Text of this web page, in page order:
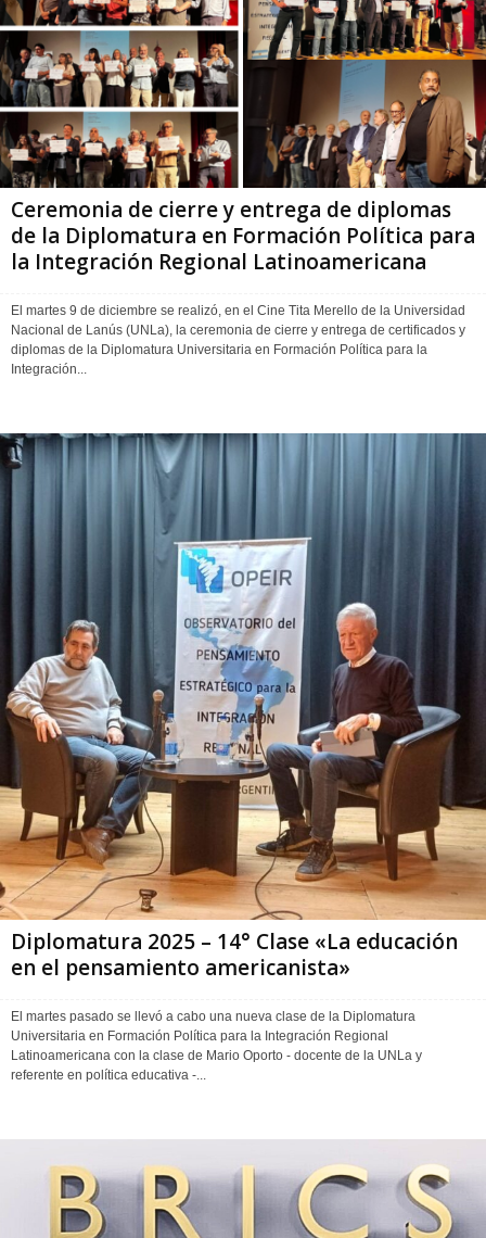
Ceremonia de cierre y entrega de diplomas
de la Diplomatura en Formación Política para
la Integración Regional Latinoamericana
El martes 9 de diciembre se realizó, en el Cine Tita Merello de la Universidad
Nacional de Lanús (UNLa), la ceremonia de cierre y entrega de certificados y
diplomas de la Diplomatura Universitaria en Formación Política para la
Integración...
Diplomatura 2025 – 14° Clase «La educación
en el pensamiento americanista»
El martes pasado se llevó a cabo una nueva clase de la Diplomatura
Universitaria en Formación Política para la Integración Regional
Latinoamericana con la clase de Mario Oporto - docente de la UNLa y
referente en política educativa -...